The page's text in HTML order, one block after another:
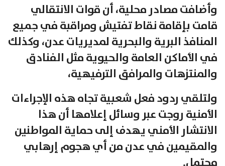
وأضافت مصادر محلية، أن قوات الانتقالي
قامت بإقامة نقاط تفتيش ومراقبة في جميع
المنافذ البرية والبحرية لمديريات عدن، وكذلك
في الأماكن العامة والحيوية مثل الفنادق
والمنتزهات والمرافق الترفيهية،
ولتلقي ردود فعل شعبية تجاه هذه الإجراءات
الأمنية روجت عبر وسائل إعلامها أن هذا
الانتشار الأمني يهدف إلى حماية المواطنين
والمقيمين في عدن من أي هجوم إرهابي